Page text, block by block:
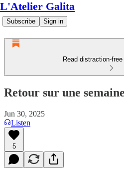
L'Atelier Galita
Subscribe Sign in
Read distraction-
Retour sur une
Jun 30, 2025
Listen
5